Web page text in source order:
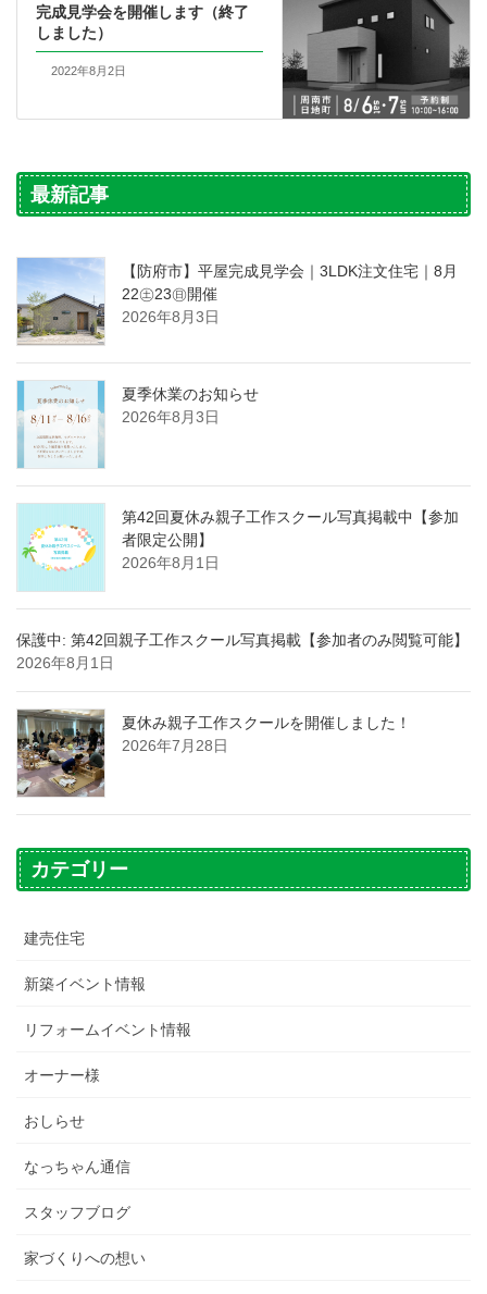
完成見学会を開催します（終了
しました）
2022年8月2日
最新記事
【防府市】平屋完成見学会｜3LDK注文住宅｜8月
22㊏23㊐開催
2026年8月3日
夏季休業のお知らせ
2026年8月3日
第42回夏休み親子工作スクール写真掲載中【参加
者限定公開】
2026年8月1日
保護中: 第42回親子工作スクール写真掲載【参加者のみ閲覧可能】
2026年8月1日
夏休み親子工作スクールを開催しました！
2026年7月28日
カテゴリー
建売住宅
新築イベント情報
リフォームイベント情報
オーナー様
おしらせ
なっちゃん通信
スタッフブログ
家づくりへの想い